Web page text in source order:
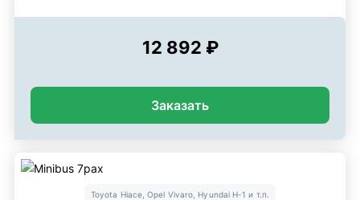
12 892 ₽
Заказать
Toyota Hiace, Opel Vivaro, Hyundai H-1 и т.п.